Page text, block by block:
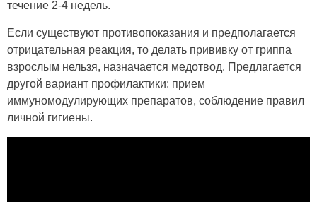
течение 2-4 недель.
Если существуют противопоказания и предполагается
отрицательная реакция, то делать прививку от гриппа
взрослым нельзя, назначается медотвод. Предлагается
другой вариант профилактики: прием
иммуномодулирующих препаратов, соблюдение правил
личной гигиены.